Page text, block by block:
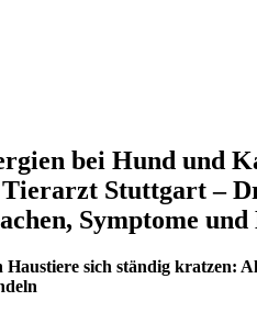
bei Hund und
Stuttgart –
Symptome
Haustiere sich ständig kratzen: